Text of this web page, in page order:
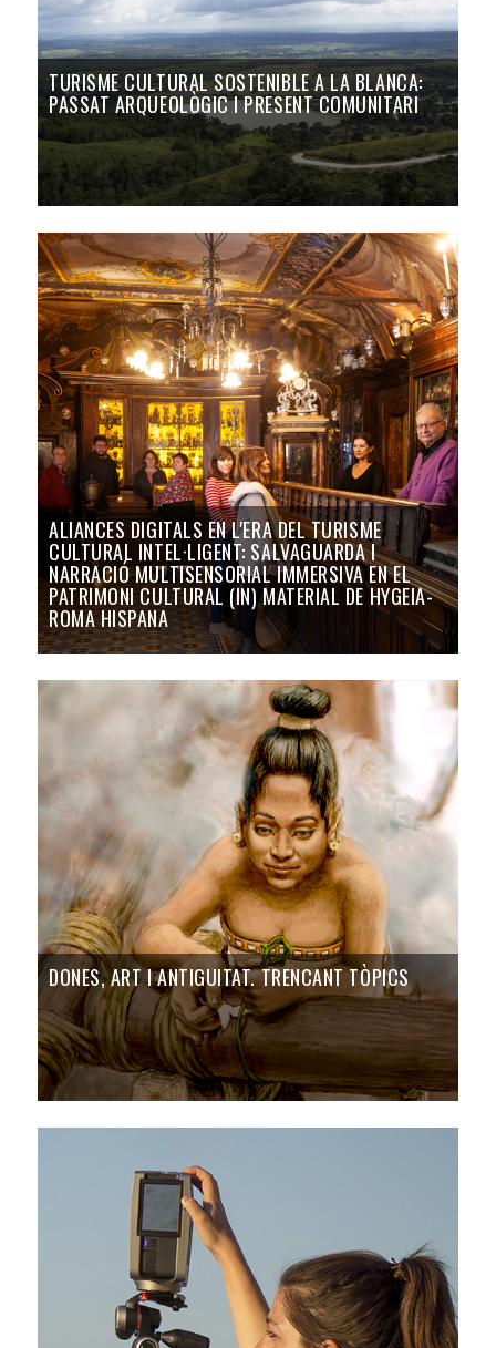
TURISME CULTURAL SOSTENIBLE A LA BLANCA:
PASSAT ARQUEOLÒGIC I PRESENT COMUNITARI
ALIANCES DIGITALS EN L'ERA DEL TURISME
CULTURAL INTEL·LIGENT: SALVAGUARDA I
NARRACIÓ MULTISENSORIAL IMMERSIVA EN EL
PATRIMONI CULTURAL (IN) MATERIAL DE HYGEIA-
ROMA HISPANA
DONES, ART I ANTIGUITAT. TRENCANT TÒPICS